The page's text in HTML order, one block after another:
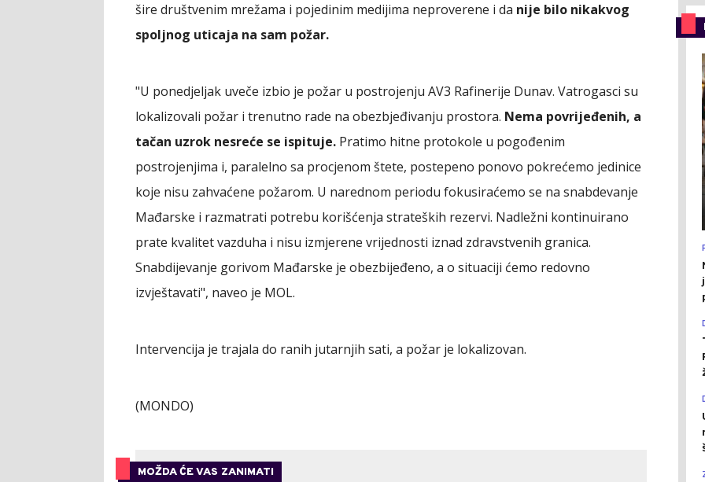
šire društvenim mrežama i pojedinim medijima neproverene i da nije bilo nikakvog
spoljnog uticaja na sam požar.
"U ponedjeljak uveče izbio je požar u postrojenju AV3 Rafinerije Dunav. Vatrogasci su
lokalizovali požar i trenutno rade na obezbjeđivanju prostora. Nema povrijeđenih, a
tačan uzrok nesreće se ispituje. Pratimo hitne protokole u pogođenim
postrojenjima i, paralelno sa procjenom štete, postepeno ponovo pokrećemo jedinice
koje nisu zahvaćene požarom. U narednom periodu fokusiraćemo se na snabdevanje
Mađarske i razmatrati potrebu korišćenja strateških rezervi. Nadležni kontinuirano
prate kvalitet vazduha i nisu izmjerene vrijednosti iznad zdravstvenih granica.
Snabdijevanje gorivom Mađarske je obezbijeđeno, a o situaciji ćemo redovno
izvještavati", naveo je MOL.
Intervencija je trajala do ranih jutarnjih sati, a požar je lokalizovan.
(MONDO)
MOŽDA ĆE VAS ZANIMATI